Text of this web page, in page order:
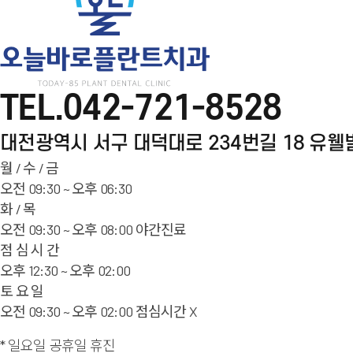
TEL.042-721-8528
대전광역시 서구 대덕대로 234번길 18 유웰
월 / 수 / 금
오전 09:30 ~ 오후 06:30
화 / 목
오전 09:30 ~ 오후 08:00 야간진료
점 심 시 간
오후 12:30 ~ 오후 02:00
토 요 일
오전 09:30 ~ 오후 02:00 점심시간X
* 일요일 공휴일 휴진